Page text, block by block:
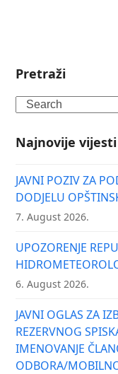
Pretraži
Search
Najnovije vijesti
JAVNI POZIV ZA
DODJELU
7. August 2026.
UPOZORENJE
6. August 2026.
JAVNI OGLAS ZA
REZERVNOG
IMENOVANJE
ODBORA/